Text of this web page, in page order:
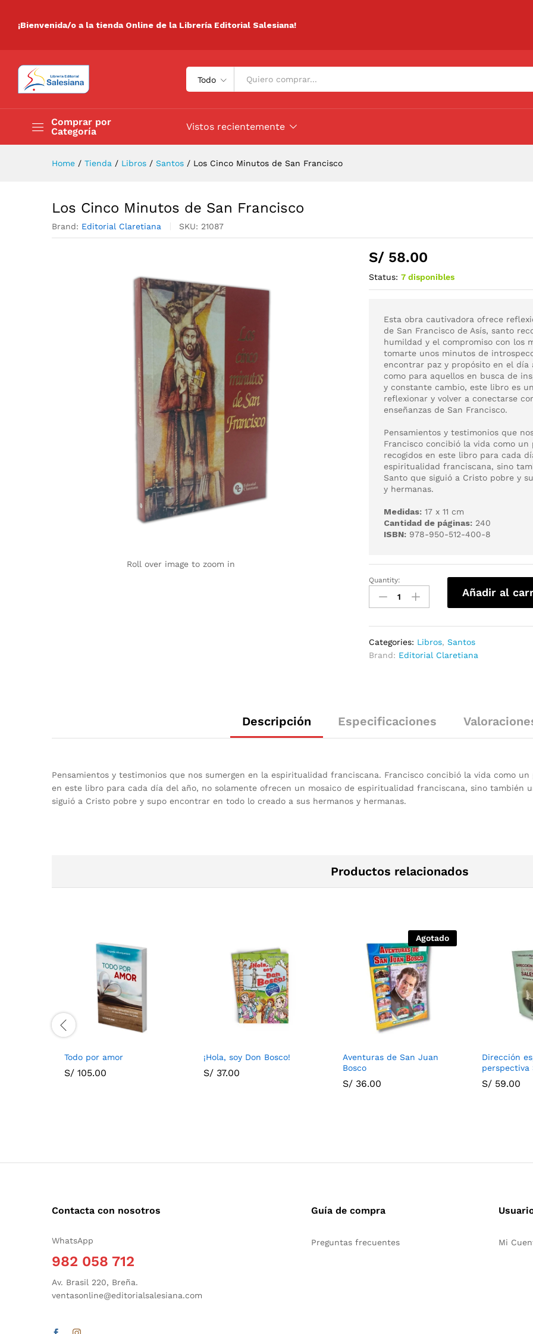
¡Bienvenida/o a la tienda Online de la Librería Editorial Salesiana!
Todo
Comprar por
Categoría
Promociones
Vistos recientemente
Home / Tienda / Libros / Santos / Los Cinco Minutos de San Francisco
Los Cinco Minutos de San Francisco
Brand: Editorial Claretiana SKU: 21087
Roll over image to zoom in
S/ 58.00
Status: 7 disponibles
Esta obra cautivadora ofrece
de San Francisco de Asís, santo
humildad y el compromiso con los
tomarte unos minutos de
encontrar paz y propósito en el
como para aquellos en busca de
y constante cambio, este libro es
reflexionar y volver a conectarse
enseñanzas de San Francisco.
Pensamientos y testimonios que
Francisco concibió la vida como un
recogidos en este libro para cada
espiritualidad franciscana, sino
Santo que siguió a Cristo pobre y
y hermanas.
Medidas: 17 x 11 cm
Cantidad de páginas: 240
ISBN: 978-950-512-400-8
Quantity:
Añadir al
Categories: Libros,Santos
Brand: Editorial Claretiana
Descripción Especificaciones
Pensamientos y testimonios que nos sumergen en la espiritualidad franciscana. Francisco concibió la vida como
en este libro para cada día del año, no solamente ofrecen un mosaico de espiritualidad franciscana, sino también
siguió a Cristo pobre y supo encontrar en todo lo creado a sus hermanos y hermanas.
Productos relacionados
Todo por amor
S/ 105.00
¡Hola, soy Don Bosco!
S/ 37.00
Agotado
Aventuras de San Juan
Bosco
S/ 36.00
Dirección
perspectiva
S/ 59.00
Contacta con nosotros
WhatsApp
982 058 712
Av. Brasil 220, Breña.
ventasonline@editorialsalesiana.com
Guía de compra
Preguntas frecuentes Mi